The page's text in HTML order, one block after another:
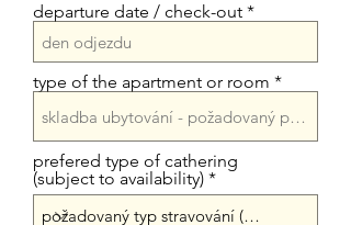
departure date / check-out
type of the apartment or room
prefered type of cathering
(subject to availability)